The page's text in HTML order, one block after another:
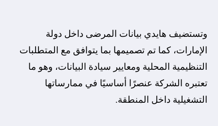
وتستضيف هايدي بيانات المرضى داخل دولة
الإمارات، كما تم تصميمها بما يتوافق مع المتطلبات
التنظيمية المحلية ومعايير سيادة البيانات، وهو ما
تعتبره الشركة عنصرًا أساسيًا في ممارساتها
التشغيلية داخل المنطقة.